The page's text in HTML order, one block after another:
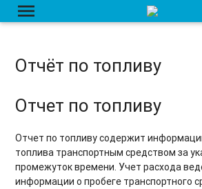
menu
Отчёт по топливу
Отчет по топливу
Отчет по топливу содержит
топлива транспортным средством за
промежуток времени. Учет расхода
информации о пробеге транспортного